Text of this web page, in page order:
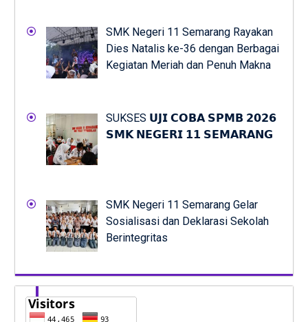
SMK Negeri 11 Semarang Rayakan
Dies Natalis ke-36 dengan Berbagai
Kegiatan Meriah dan Penuh Makna
SUKSES 𝗨𝗝𝗜 𝗖𝗢𝗕𝗔 𝗦𝗣𝗠𝗕 𝟮𝟬𝟮𝟲
𝗦𝗠𝗞 𝗡𝗘𝗚𝗘𝗥𝗜 𝟭𝟭 𝗦𝗘𝗠𝗔𝗥𝗔𝗡𝗚
SMK Negeri 11 Semarang Gelar
Sosialisasi dan Deklarasi Sekolah
Berintegritas